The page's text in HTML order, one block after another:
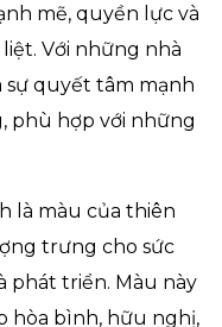
mẽ, quyền lực và
Với những nhà
sự quyết tâm mạnh
phù hợp với những
là màu của thiên
trưng cho sức
phát triển. Màu này
hòa bình, hữu nghị,